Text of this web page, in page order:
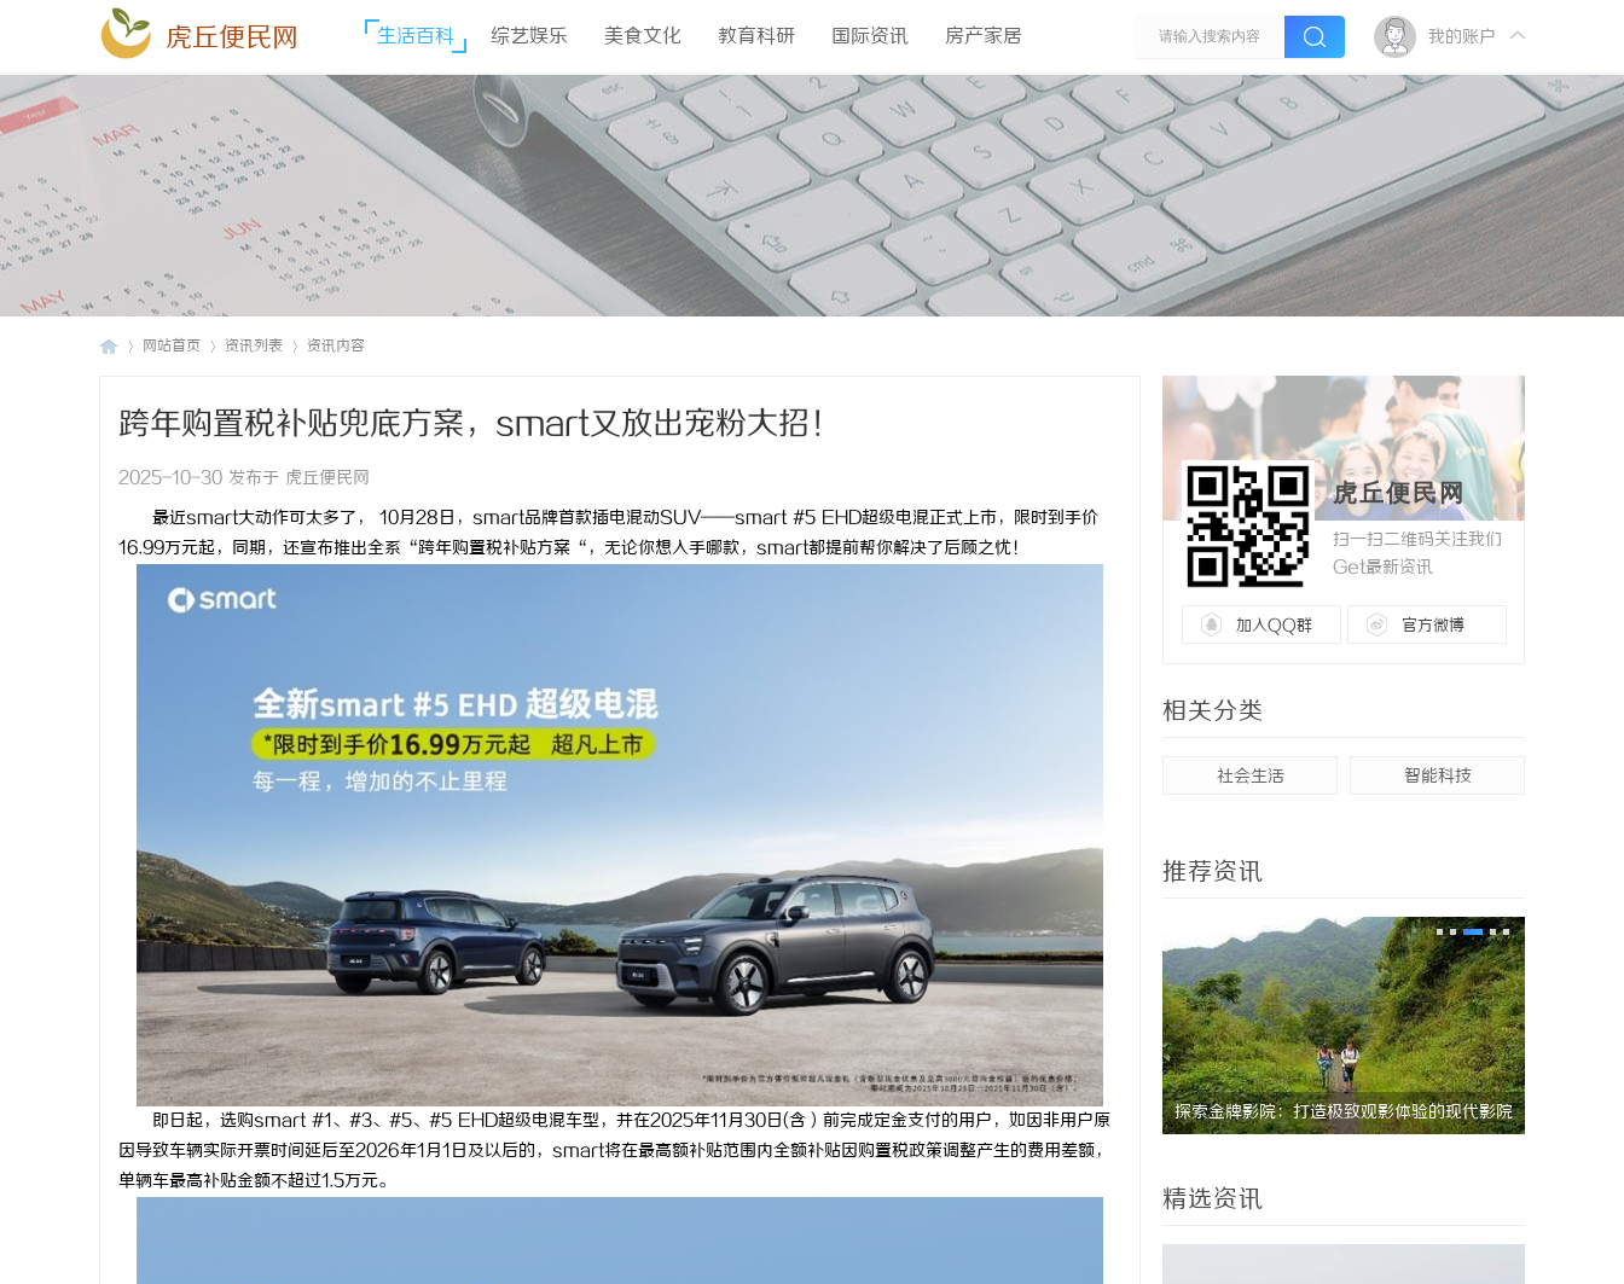
虎丘便民网 生活百科 综艺娱乐 美食文化 教育科研 国际资讯 房产家居 我的账户
网站首页 资讯列表 资讯内容
跨年购置税补贴兜底方案，smart又放出宠粉大招！
2025-10-30 发布于 虎丘便民网
最近smart大动作可太多了， 10月28日，smart品牌首款插电混动SUV——smart #5 EHD超级电混正式上市，限时到手价
16.99万元起，同期，还宣布推出全系“跨年购置税补贴方案“，无论你想入手哪款，smart都提前帮你解决了后顾之忧！
即日起，选购smart #1、#3、#5、#5 EHD超级电混车型，并在2025年11月30日(含）前完成定金支付的用户，如因非用户原
因导致车辆实际开票时间延后至2026年1月1日及以后的，smart将在最高额补贴范围内全额补贴因购置税政策调整产生的费用差额，
单辆车最高补贴金额不超过1.5万元。
虎丘便民网
扫一扫二维码关注我们
Get最新资讯
加入QQ群 官方微博
相关分类
社会生活 智能科技
推荐资讯
2026 约克 IWE Home 水生态中央空调全
系列产品型号及核心参数汇总
从三楼到公园，从台阶到坡道，一部高续航电
动轮椅如何改变生活
探索金牌影院：打造极致观影体验的现代影院
典范
全面解析丫丫影院：畅享高清影视盛宴的最佳
精选资讯